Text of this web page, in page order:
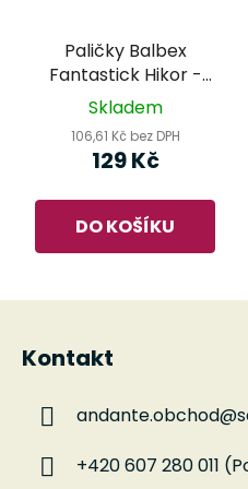
Paličky Balbex
Fantastick Hikor -
PRO 2
Skladem
106,61 Kč bez DPH
129 Kč
DO KOŠÍKU
Z
Kontakt
andante.obchod@
+420 607 280 011